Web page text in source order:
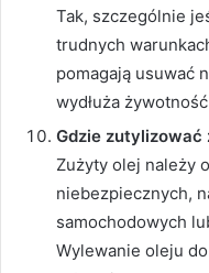
Tak, szczególnie
trudnych
pomagają usuwać
wydłuża
Gdzie zutylizować
Zużyty olej należy
niebezpiecznych,
samochodowych
Wylewanie oleju